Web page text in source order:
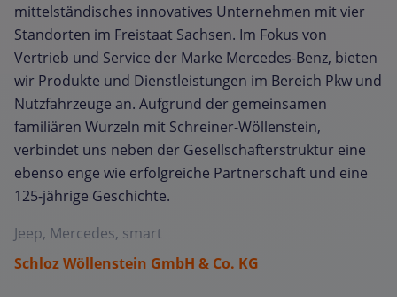
mittelständisches innovatives Unternehmen mit vier
Standorten im Freistaat Sachsen. Im Fokus von
Vertrieb und Service der Marke Mercedes-Benz, bieten
wir Produkte und Dienstleistungen im Bereich Pkw und
Nutzfahrzeuge an. Aufgrund der gemeinsamen
familiären Wurzeln mit Schreiner-Wöllenstein,
verbindet uns neben der Gesellschafterstruktur eine
ebenso enge wie erfolgreiche Partnerschaft und eine
125-jährige Geschichte.
Jeep, Mercedes, smart
Schloz Wöllenstein GmbH & Co. KG